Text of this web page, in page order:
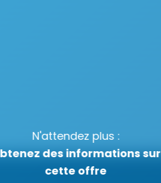
N'attendez plus :
des informations sur
cette offre